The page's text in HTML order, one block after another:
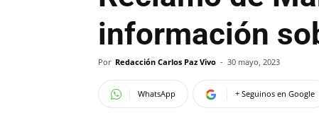
información
Por Redacción Carlos Paz Vivo - 30 mayo, 2023
WhatsApp + Seguinos en Google